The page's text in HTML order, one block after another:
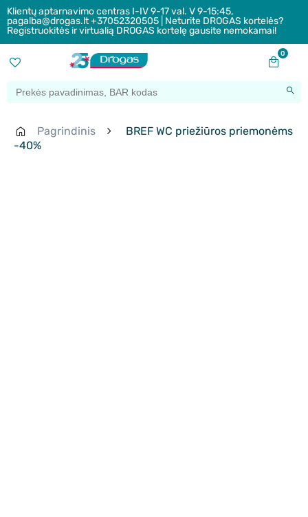
Klientų aptarnavimo centras I-IV 9-17 val. V 9-15:45,
pagalba@drogas.lt +37052320505 | Neturite DROGAS kortelės?
Registruokitės ir virtualią DROGAS kortelę gausite nemokamai!
0
Pagrindinis
BREF WC priežiūros priemonėms
-40%